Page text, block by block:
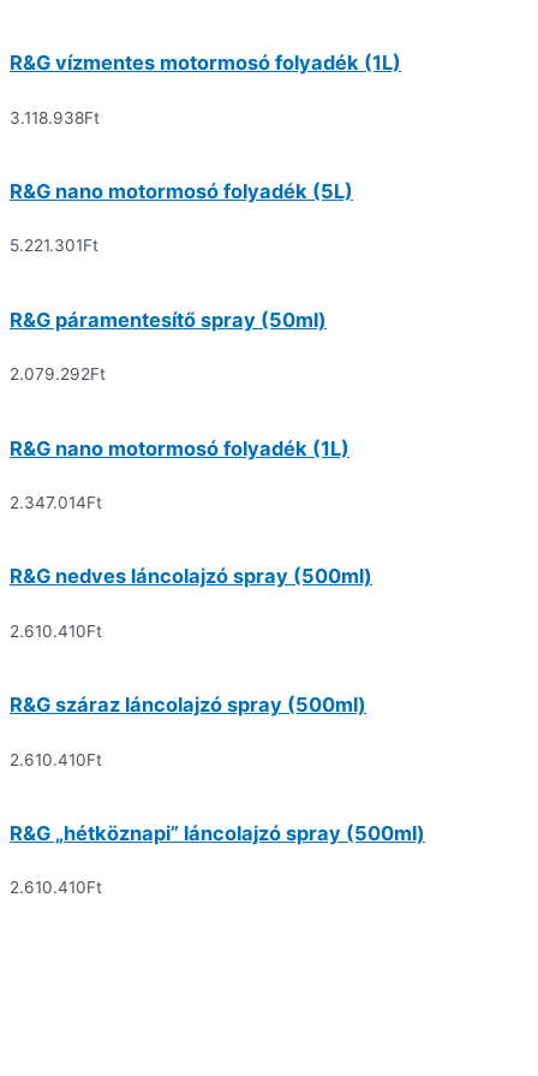
R&G vízmentes motormosó folyadék (1L)
3.118.938Ft
R&G nano motormosó folyadék (5L)
5.221.301Ft
R&G páramentesítő spray (50ml)
2.079.292Ft
R&G nano motormosó folyadék (1L)
2.347.014Ft
R&G nedves láncolajzó spray (500ml)
2.610.410Ft
R&G száraz láncolajzó spray (500ml)
2.610.410Ft
R&G „hétköznapi” láncolajzó spray (500ml)
2.610.410Ft